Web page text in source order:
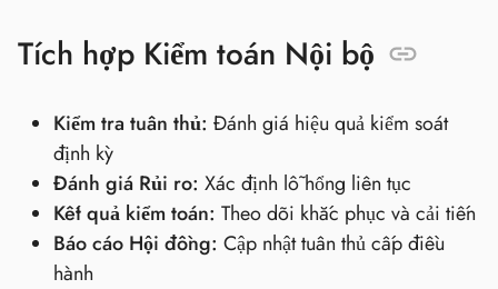
Tích hợp Kiểm toán Nội bộ
Kiểm tra tuân thủ: Đánh giá hiệu quả kiểm soát
định kỳ
Đánh giá Rủi ro: Xác định lỗ hổng liên tục
Kết quả kiểm toán: Theo dõi khắc phục và cải tiến
Báo cáo Hội đồng: Cập nhật tuân thủ cấp điều
hành